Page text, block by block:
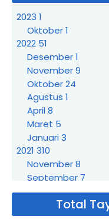
2023 1
Oktober1
2022 51
Desember1
November9
Oktober24
Agustus 1
April8
Maret 5
Januari3
2021 310
November8
September 7
Agustus3
Total